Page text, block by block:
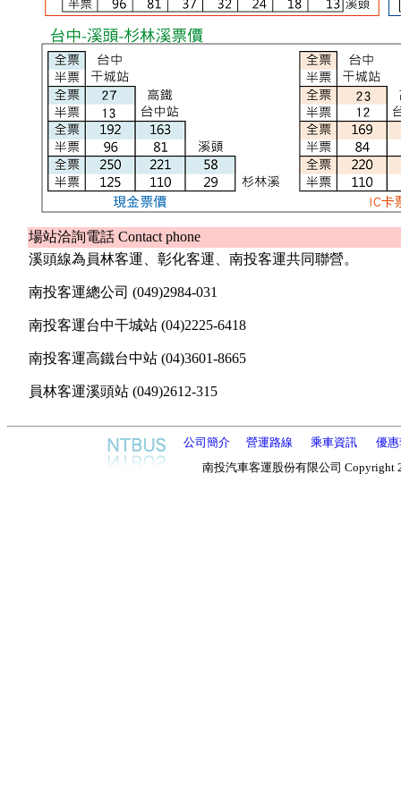
場站洽詢電話 Contact phone
溪頭線為員林客運、彰化客運、南投客運共同聯營。
南投客運總公司 (049)2984-031
南投客運台中干城站 (04)2225-6418
南投客運高鐵台中站 (04)3601-8665
員林客運溪頭站 (049)2612-315
公司簡介 營運路線 乘車資訊
優
南投汽車客運股份有限公司 Copyright